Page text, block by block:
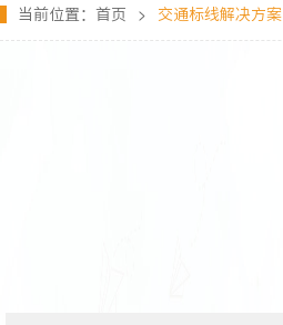
当前位置： 首页 > 交通标线解决方案